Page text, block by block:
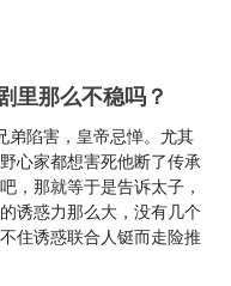
里那么不稳吗？
弟陷害，皇帝忌惮。尤其
心家都想害死他断了传承
，那就等于是告诉太子，
诱惑力那么大，没有几个
住诱惑联合人铤而走险推